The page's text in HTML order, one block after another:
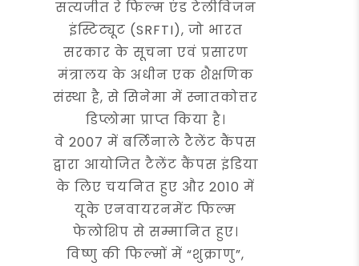
सत्यजीत रे फिल्म एंड टेलीविजन
इंस्टिट्यूट (SRFTI), जो भारत
सरकार के सूचना एवं प्रसारण
मंत्रालय के अधीन एक शैक्षणिक
संस्था है, से सिनेमा में स्नातकोत्तर
डिप्लोमा प्राप्त किया है।
वे 2007 में बर्लिनाले टैलेंट कैंपस
द्वारा आयोजित टैलेंट कैंपस इंडिया
के लिए चयनित हुए और 2010 में
यूके एनवायरनमेंट फिल्म
फेलोशिप से सम्मानित हुए।
विष्णु की फिल्मों में “शुक्राणु”,